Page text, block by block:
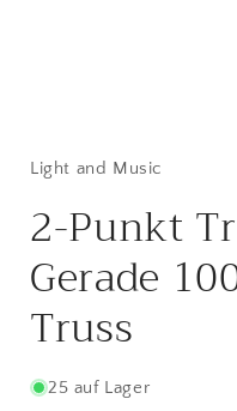
Modal
öffnen
Light and Music
2-Punkt
Gerade
Truss
25 auf Lager